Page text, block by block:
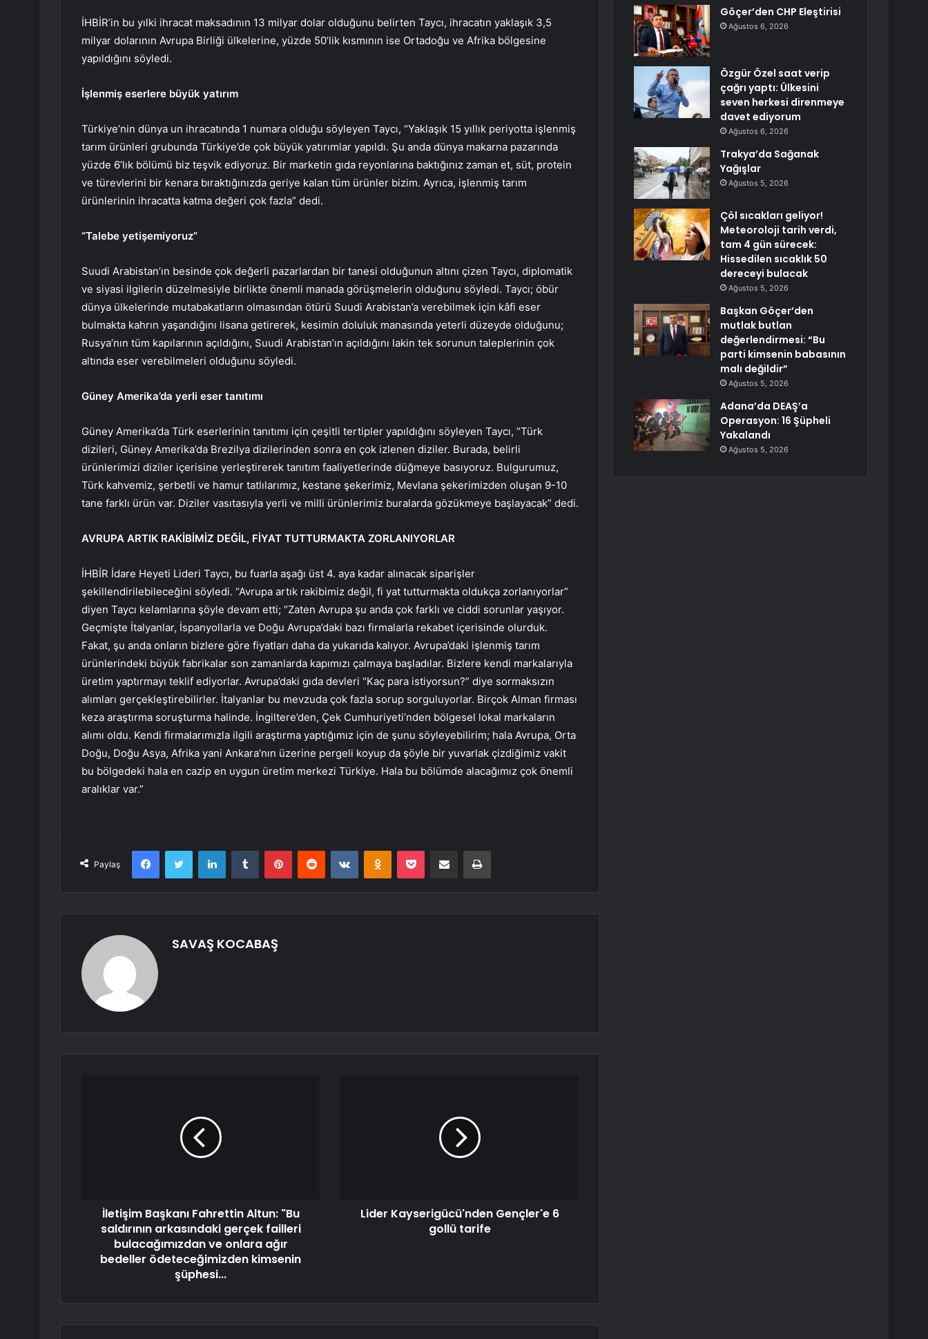
İHBİR’in bu yılki ihracat maksadının 13 milyar dolar olduğunu belirten Taycı, ihracatın yaklaşık 3,5
milyar dolarının Avrupa Birliği ülkelerine, yüzde 50’lik kısmının ise Ortadoğu ve Afrika bölgesine
yapıldığını söyledi.
İşlenmiş eserlere büyük yatırım
Türkiye’nin dünya un ihracatında 1 numara olduğu söyleyen Taycı, “Yaklaşık 15 yıllık periyotta işlenmiş
tarım ürünleri grubunda Türkiye’de çok büyük yatırımlar yapıldı. Şu anda dünya makarna pazarında
yüzde 6’lık bölümü biz teşvik ediyoruz. Bir marketin gıda reyonlarına baktığınız zaman et, süt, protein
ve türevlerini bir kenara bıraktığınızda geriye kalan tüm ürünler bizim. Ayrıca, işlenmiş tarım
ürünlerinin ihracatta katma değeri çok fazla” dedi.
“Talebe yetişemiyoruz”
Suudi Arabistan’ın besinde çok değerli pazarlardan bir tanesi olduğunun altını çizen Taycı, diplomatik
ve siyasi ilgilerin düzelmesiyle birlikte önemli manada görüşmelerin olduğunu söyledi. Taycı; öbür
dünya ülkelerinde mutabakatların olmasından ötürü Suudi Arabistan’a verebilmek için kâfi eser
bulmakta kahrın yaşandığını lisana getirerek, kesimin doluluk manasında yeterli düzeyde olduğunu;
Rusya’nın tüm kapılarının açıldığını, Suudi Arabistan’ın açıldığını lakin tek sorunun taleplerinin çok
altında eser verebilmeleri olduğunu söyledi.
Güney Amerika’da yerli eser tanıtımı
Güney Amerika’da Türk eserlerinin tanıtımı için çeşitli tertipler yapıldığını söyleyen Taycı, “Türk
dizileri, Güney Amerika’da Brezilya dizilerinden sonra en çok izlenen diziler. Burada, belirli
ürünlerimizi diziler içerisine yerleştirerek tanıtım faaliyetlerinde düğmeye basıyoruz. Bulgurumuz,
Türk kahvemiz, şerbetli ve hamur tatlılarımız, kestane şekerimiz, Mevlana şekerimizden oluşan 9-10
tane farklı ürün var. Diziler vasıtasıyla yerli ve milli ürünlerimiz buralarda gözükmeye başlayacak” dedi.
AVRUPA ARTIK RAKİBİMİZ DEĞİL, FİYAT TUTTURMAKTA ZORLANIYORLAR
İHBİR İdare Heyeti Lideri Taycı, bu fuarla aşağı üst 4. aya kadar alınacak siparişler
şekillendirilebileceğini söyledi. “Avrupa artık rakibimiz değil, fi yat tutturmakta oldukça zorlanıyorlar”
diyen Taycı kelamlarına şöyle devam etti; “Zaten Avrupa şu anda çok farklı ve ciddi sorunlar yaşıyor.
Geçmişte İtalyanlar, İspanyollarla ve Doğu Avrupa’daki bazı firmalarla rekabet içerisinde olurduk.
Fakat, şu anda onların bizlere göre fiyatları daha da yukarıda kalıyor. Avrupa’daki işlenmiş tarım
ürünlerindeki büyük fabrikalar son zamanlarda kapımızı çalmaya başladılar. Bizlere kendi markalarıyla
üretim yaptırmayı teklif ediyorlar. Avrupa’daki gıda devleri “Kaç para istiyorsun?” diye sormaksızın
alımları gerçekleştirebilirler. İtalyanlar bu mevzuda çok fazla sorup sorguluyorlar. Birçok Alman firması
keza araştırma soruşturma halinde. İngiltere’den, Çek Cumhuriyeti’nden bölgesel lokal markaların
alımı oldu. Kendi firmalarımızla ilgili araştırma yaptığımız için de şunu söyleyebilirim; hala Avrupa, Orta
Doğu, Doğu Asya, Afrika yani Ankara’nın üzerine pergeli koyup da şöyle bir yuvarlak çizdiğimiz vakit
bu bölgedeki hala en cazip en uygun üretim merkezi Türkiye. Hala bu bölümde alacağımız çok önemli
aralıklar var.”
Paylaş
FacebookTwitter LinkedInTumblr PinterestReddit VKontakteOdnoklassniki
Pocket E-Posta ile paylaş Yazdır
SAVAŞ KOCABAŞ
İletişim Başkanı Fahrettin Altun: "Bu
saldırının arkasındaki gerçek failleri
bulacağımızdan ve onlara ağır
bedeller ödeteceğimizden kimsenin
şüphesi...
Lider Kayserigücü'nden Gençler'e 6
gollü tarife
Göçer’den CHP Eleştirisi
Ağustos 6, 2026
Özgür Özel saat verip
çağrı yaptı: Ülkesini
seven herkesi direnmeye
davet ediyorum
Ağustos 6, 2026
Trakya’da Sağanak
Yağışlar
Ağustos 5, 2026
Çöl sıcakları geliyor!
Meteoroloji tarih verdi,
tam 4 gün sürecek:
Hissedilen sıcaklık 50
dereceyi bulacak
Ağustos 5, 2026
Başkan Göçer’den
mutlak butlan
değerlendirmesi: “Bu
parti kimsenin babasının
malı değildir”
Ağustos 5, 2026
Adana’da DEAŞ’a
Operasyon: 16 Şüpheli
Yakalandı
Ağustos 5, 2026